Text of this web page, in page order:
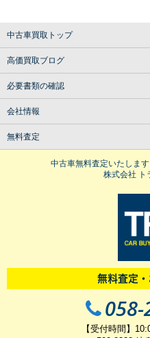
中古車買取トップ
高価買取ブログ
必要書類の確認
会社情報
無料査定
中古車無料査定いたしま
株式会社 ト
無料査定
【受付時間】